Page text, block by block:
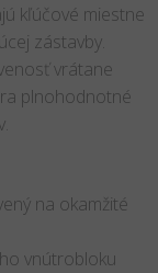
kľúčové miestne
zástavby.
vrátane
plnohodnotné
na okamžité
vnútrobloku